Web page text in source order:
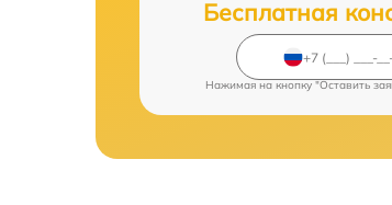
Бесплатная
Нажимая на кнопку "Оставить